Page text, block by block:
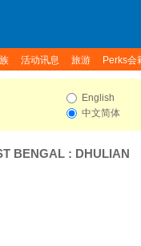
活动讯息 旅游 Perks会
English
中文简体
BENGAL : DHULIAN